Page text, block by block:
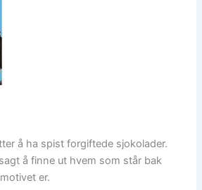
å ha spist forgiftede sjokolader.
å finne ut hvem som står bak
er.